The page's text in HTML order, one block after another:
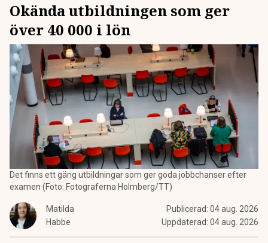
Okända utbildningen som ger
över 40 000 i lön
Det finns ett gäng utbildningar som ger goda jobbchanser efter
examen (Foto: Fotograferna Holmberg/TT)
Matilda
Habbe
Publicerad: 04 aug. 2026
Uppdaterad: 04 aug. 2026